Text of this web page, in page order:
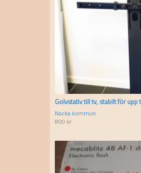
Golvstativ till tv, stabilt för upp
Nacka kommun
800 kr